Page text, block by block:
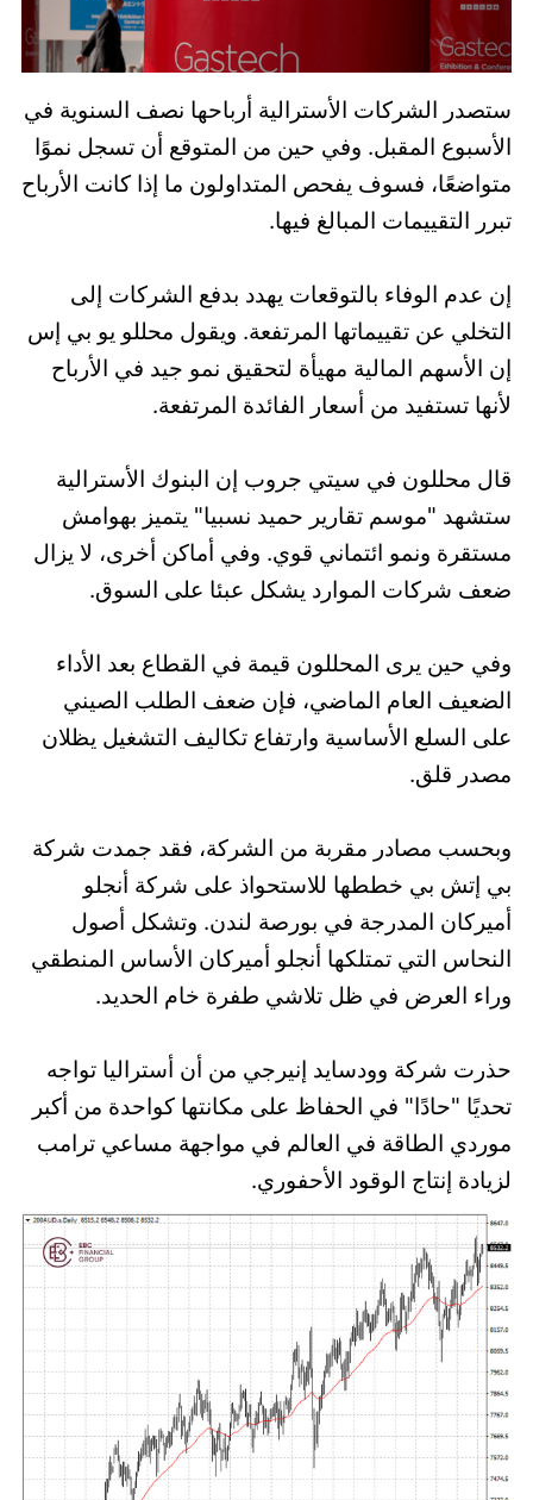
ستصدر الشركات الأسترالية أرباحها نصف السنوية في
الأسبوع المقبل. وفي حين من المتوقع أن تسجل نموًا
متواضعًا، فسوف يفحص المتداولون ما إذا كانت الأرباح
تبرر التقييمات المبالغ فيها.
إن عدم الوفاء بالتوقعات يهدد بدفع الشركات إلى
التخلي عن تقييماتها المرتفعة. ويقول محللو يو بي إس
إن الأسهم المالية مهيأة لتحقيق نمو جيد في الأرباح
لأنها تستفيد من أسعار الفائدة المرتفعة.
قال محللون في سيتي جروب إن البنوك الأسترالية
ستشهد "موسم تقارير حميد نسبيا" يتميز بهوامش
مستقرة ونمو ائتماني قوي. وفي أماكن أخرى، لا يزال
ضعف شركات الموارد يشكل عبئا على السوق.
وفي حين يرى المحللون قيمة في القطاع بعد الأداء
الضعيف العام الماضي، فإن ضعف الطلب الصيني
على السلع الأساسية وارتفاع تكاليف التشغيل يظلان
مصدر قلق.
وبحسب مصادر مقربة من الشركة، فقد جمدت شركة
بي إتش بي خططها للاستحواذ على شركة أنجلو
أميركان المدرجة في بورصة لندن. وتشكل أصول
النحاس التي تمتلكها أنجلو أميركان الأساس المنطقي
وراء العرض في ظل تلاشي طفرة خام الحديد.
حذرت شركة وودسايد إنيرجي من أن أستراليا تواجه
تحديًا "حادًا" في الحفاظ على مكانتها كواحدة من أكبر
موردي الطاقة في العالم في مواجهة مساعي ترامب
لزيادة إنتاج الوقود الأحفوري.